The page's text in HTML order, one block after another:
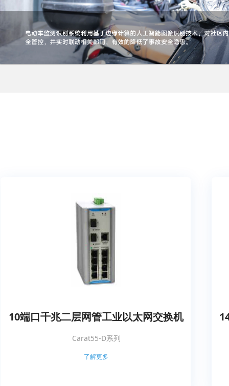
10端口千兆二层网管工业以太网交换机
了解更多
Carat55-D系列